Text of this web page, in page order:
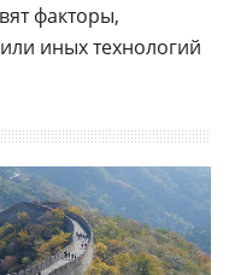
факторы,
иных технологий